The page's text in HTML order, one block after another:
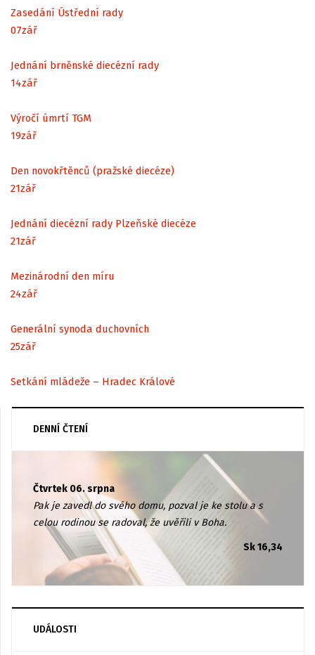
Zasedání Ústřední rady
07zář
Jednání brněnské diecézní rady
14zář
Výročí úmrtí TGM
19zář
Den novokřtěnců (pražské diecéze)
21zář
Jednání diecézní rady Plzeňské diecéze
21zář
Mezinárodní den míru
24zář
Generální synoda duchovních
25zář
Setkání mládeže – Hradec Králové
DENNÍ ČTENÍ
Čtvrtek 06. srpna
Pak je zavedl do svého domu, pozval je ke stolu a s
celou rodinou se radoval, že uvěřili v Boha.
Sk 16,34
UDÁLOSTI